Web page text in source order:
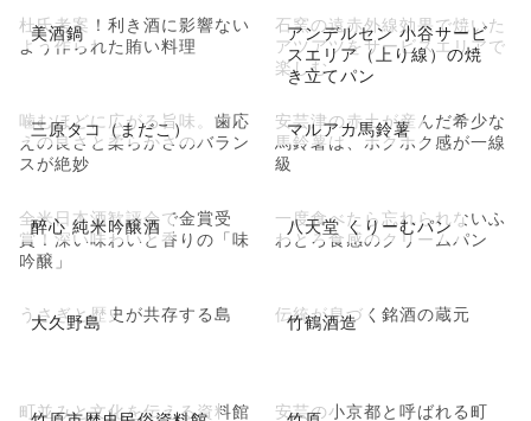
美酒鍋
杜氏考案！利き酒に影響ない
よう作られた賄い料理
アンデルセン 小谷サービ
スエリア（上り線）の焼
き立てパン
石窯の遠赤外線効果で焼いた
アツアツをサービスエリアで
楽しむ
三原タコ（まだこ）
噛むほどに広がる旨味。歯応
えの良さと柔らかさのバラン
スが絶妙
マルアカ馬鈴薯
安芸津の赤土が産んだ希少な
馬鈴薯は、ホクホク感が一線
級
醉心 純米吟醸酒
全米日本酒歓評会で金賞受
賞！深い味わいと香りの「味
吟醸」
八天堂 くりーむパン
一度食べたら忘れられないふ
わとろ食感のクリームパン
大久野島
うさぎと歴史が共存する島 竹鶴酒造
伝統が息づく銘酒の蔵元
町並みと文化を伝える資料館 安芸の小京都と呼ばれる町